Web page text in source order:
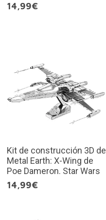
14,99€
Kit de construcción 3D de
Metal Earth: X-Wing de
Poe Dameron. Star Wars
14,99€